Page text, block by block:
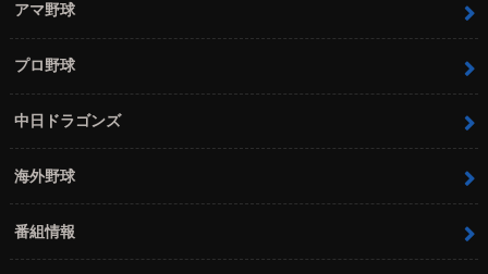
アマ野球
プロ野球
中日ドラゴンズ
海外野球
番組情報